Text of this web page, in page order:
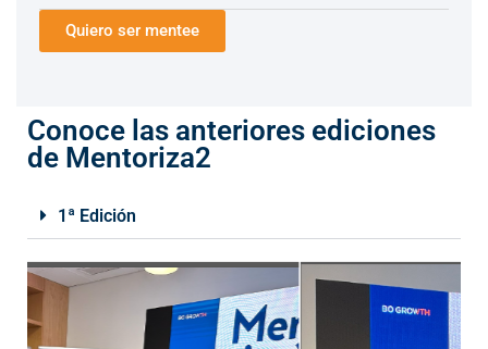
Quiero ser mentee
Conoce las anteriores ediciones
de Mentoriza2
1ª Edición